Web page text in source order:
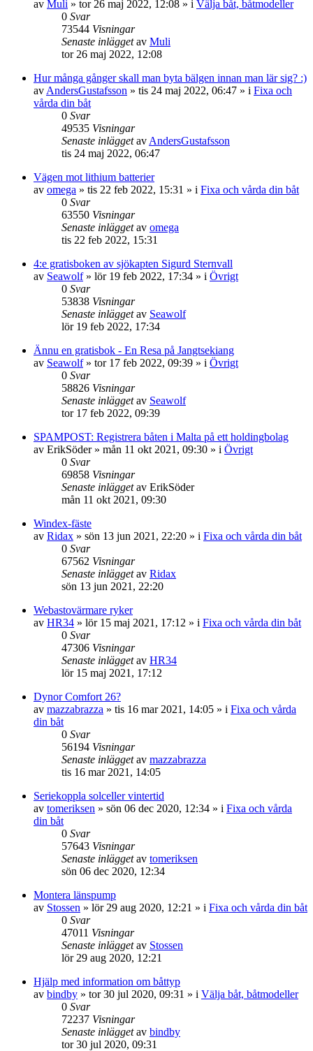
av Muli » tor 26 maj 2022, 12:08 » i Välja båt, båtmodeller
0 Svar
73544 Visningar
Senaste inläggetav Muli
tor 26 maj 2022, 12:08
Hur många gånger skall man byta bälgen innan man lär sig? :)
av AndersGustafsson » tis 24 maj 2022, 06:47 » i Fixa och
vårda din båt
0 Svar
49535 Visningar
Senaste inläggetav AndersGustafsson
tis 24 maj 2022, 06:47
Vägen mot lithium batterier
av omega » tis 22 feb 2022, 15:31 » i Fixa och vårda din båt
0 Svar
63550 Visningar
Senaste inläggetav omega
tis 22 feb 2022, 15:31
4:e gratisboken av sjökapten Sigurd Sternvall
av Seawolf» lör 19 feb 2022, 17:34 » i Övrigt
0 Svar
53838 Visningar
Senaste inläggetav Seawolf
lör 19 feb 2022, 17:34
Ännu en gratisbok - En Resa på Jangtsekiang
av Seawolf» tor 17 feb 2022, 09:39 » i Övrigt
0 Svar
58826 Visningar
Senaste inläggetav Seawolf
tor 17 feb 2022, 09:39
SPAMPOST: Registrera båten i Malta på ett holdingbolag
av ErikSöder» mån 11 okt 2021, 09:30 » i Övrigt
0 Svar
69858 Visningar
Senaste inläggetav ErikSöder
mån 11 okt 2021, 09:30
Windex-fäste
av Ridax » sön 13 jun 2021, 22:20 » i Fixa och vårda din båt
0 Svar
67562 Visningar
Senaste inläggetav Ridax
sön 13 jun 2021, 22:20
Webastovärmare ryker
av HR34 » lör 15 maj 2021, 17:12 » i Fixa och vårda din båt
0 Svar
47306 Visningar
Senaste inläggetav HR34
lör 15 maj 2021, 17:12
Dynor Comfort 26?
av mazzabrazza » tis 16 mar 2021, 14:05 » i Fixa och vårda
din båt
0 Svar
56194 Visningar
Senaste inläggetav mazzabrazza
tis 16 mar 2021, 14:05
Seriekoppla solceller vintertid
av tomeriksen » sön 06 dec 2020, 12:34 » i Fixa och vårda
din båt
0 Svar
57643 Visningar
Senaste inläggetav tomeriksen
sön 06 dec 2020, 12:34
Montera länspump
av Stossen » lör 29 aug 2020, 12:21 » i Fixa och vårda din båt
0 Svar
47011 Visningar
Senaste inläggetav Stossen
lör 29 aug 2020, 12:21
Hjälp med information om båttyp
av bindby » tor 30 jul 2020, 09:31 » i Välja båt, båtmodeller
0 Svar
72237 Visningar
Senaste inläggetav bindby
tor 30 jul 2020, 09:31